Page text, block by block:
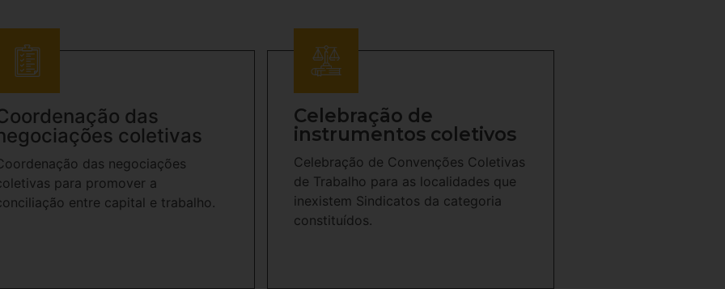
das
coletivas
das negociações
para promover a
entre capital e trabalho.
Celebração de
instrumentos coletivos
Celebração de Convenções Coletivas
de Trabalho para as localidades que
inexistem Sindicatos da categoria
constituídos.